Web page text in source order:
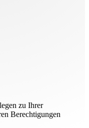
zu Ihrer
Berechtigungen